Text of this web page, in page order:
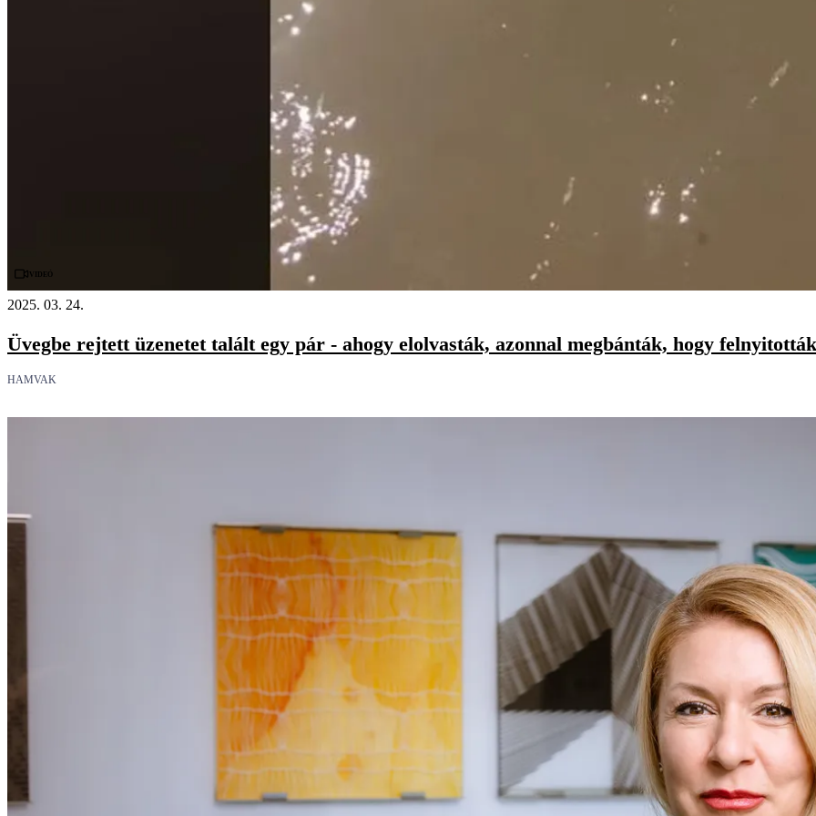
Videó
2025. 03. 24.
Üvegbe rejtett üzenetet talált egy pár - ahogy elolvasták, azonnal megbánták, hogy felnyitották
HAMVAK